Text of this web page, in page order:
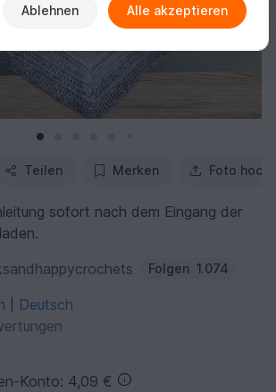
Teilen Merken Foto
sofort nach dem Eingang der
Folgen 1.074
Deutsch
Konto: 4,09 €
Ablehnen Alle akzeptieren